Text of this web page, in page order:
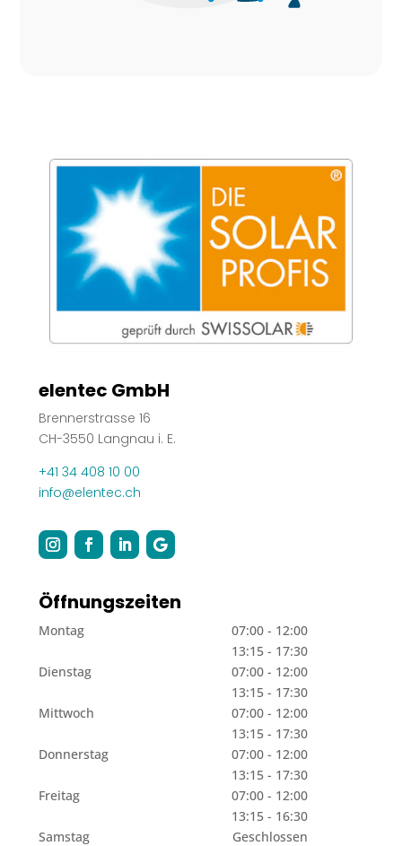
elentec GmbH
Brennerstrasse 16
CH-3550 Langnau i. E.
+41 34 408 10 00
info@elentec.ch
Öffnungszeiten
Montag
07:00 - 12:00
13:15 - 17:30
Dienstag
07:00 - 12:00
13:15 - 17:30
Mittwoch
07:00 - 12:00
13:15 - 17:30
Donnerstag
07:00 - 12:00
13:15 - 17:30
Freitag
07:00 - 12:00
13:15 - 16:30
Samstag
Geschlossen